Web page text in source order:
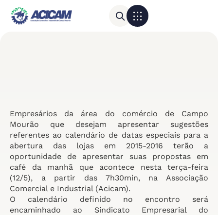
Empresários da área do comércio de Campo
Mourão que desejam apresentar sugestões
referentes ao calendário de datas especiais para a
abertura das lojas em 2015-2016 terão a
oportunidade de apresentar suas propostas em
café da manhã que acontece nesta terça-feira
(12/5), a partir das 7h30min, na Associação
Comercial e Industrial (Acicam).
O calendário definido no encontro será
encaminhado ao Sindicato Empresarial do